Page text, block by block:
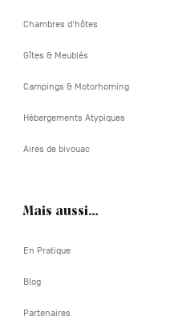
Chambres d'hôtes
Gîtes & Meublés
Campings & Motorhoming
Hébergements Atypiques
Aires de bivouac
Mais aussi…
En Pratique
Blog
Partenaires